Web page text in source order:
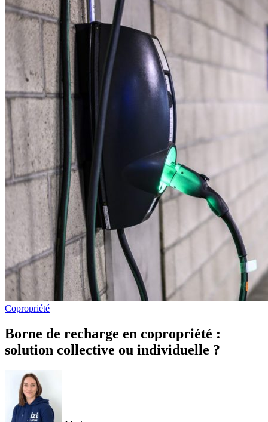
Copropriété
Borne de recharge en copropriété :
solution collective ou individuelle ?